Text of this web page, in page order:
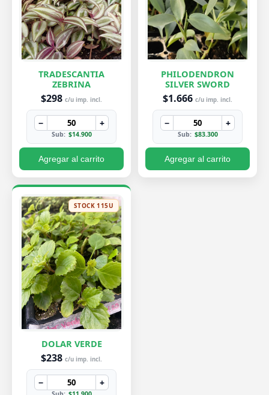
TRADESCANTIA
ZEBRINA
$298 c/u imp. incl.
− +
Sub: $14.900
Agregar al carrito
PHILODENDRON
SILVER SWORD
$1.666 c/u imp. incl.
− +
Sub: $83.300
Agregar al carrito
STOCK 115U
DOLAR VERDE
$238 c/u imp. incl.
− +